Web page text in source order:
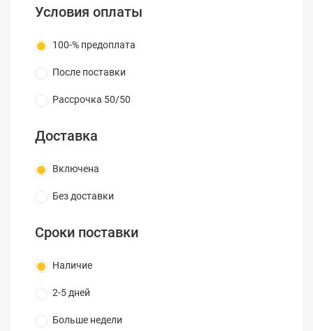
Условия оплаты
100-% предоплата
После поставки
Рассрочка 50/50
Доставка
Включена
Без доставки
Сроки поставки
Наличие
2-5 дней
Больше недели